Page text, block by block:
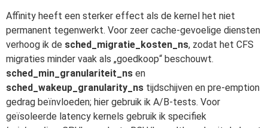
Affinity heeft een sterker effect als de kernel het niet
permanent tegenwerkt. Voor zeer cache-gevoelige diensten
verhoog ik de sched_migratie_kosten_ns, zodat het CFS
migraties minder vaak als „goedkoop“ beschouwt.
sched_min_granulariteit_ns en
sched_wakeup_granularity_ns tijdschijven en pre-emption
gedrag beïnvloeden; hier gebruik ik A/B-tests. Voor
geïsoleerde latency kernels gebruik ik specifiek